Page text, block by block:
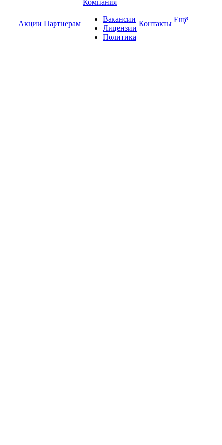
Акции Партнерам
Компания
Вакансии
Лицензии
Политика
Контакты Ещё